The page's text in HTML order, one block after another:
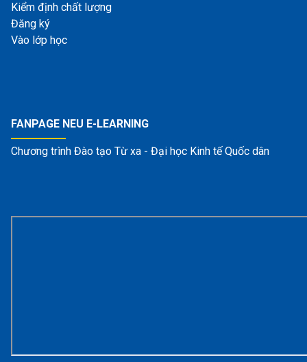
Kiểm định chất lượng
Đăng ký
Vào lớp học
FANPAGE NEU E-LEARNING
Chương trình Đào tạo Từ xa - Đại học Kinh tế Quốc dân